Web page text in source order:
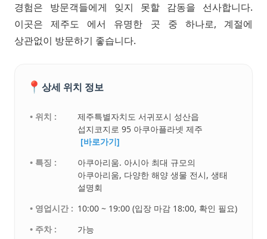
경험은 방문객들에게 잊지 못할 감동을 선사합니다.
이곳은 제주도 에서 유명한 곳 중 하나로, 계절에
상관없이 방문하기 좋습니다.
📍 상세 위치 정보
• 위치 :
제주특별자치도 서귀포시 성산읍
섭지코지로 95 아쿠아플라넷 제주
[바로가기]
• 특징 :
아쿠아리움. 아시아 최대 규모의
아쿠아리움, 다양한 해양 생물 전시, 생태
설명회
• 영업시간 : 10:00 ~ 19:00 (입장 마감 18:00, 확인 필요)
• 주차 :
가능